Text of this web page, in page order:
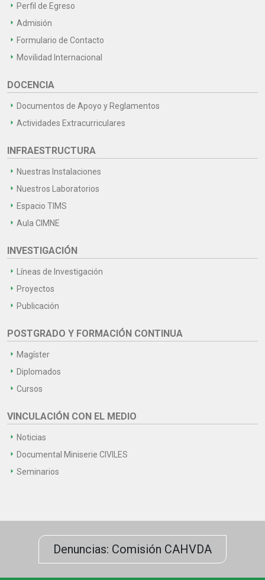
Perfil de Egreso
Admisión
Formulario de Contacto
Movilidad Internacional
DOCENCIA
Documentos de Apoyo y Reglamentos
Actividades Extracurriculares
INFRAESTRUCTURA
Nuestras Instalaciones
Nuestros Laboratorios
Espacio TIMS
Aula CIMNE
INVESTIGACIÓN
Líneas de Investigación
Proyectos
Publicación
POSTGRADO Y FORMACIÓN CONTINUA
Magíster
Diplomados
Cursos
VINCULACIÓN CON EL MEDIO
Noticias
Documental Miniserie CIVILES
Seminarios
Denuncias: Comisión CAHVDA